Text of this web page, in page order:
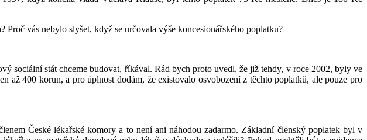
vás nebylo slyšet, když se určovala výše koncesionářského poplatku?
sociální stát chceme budovat, říkával. Rád bych proto uvedl, že již tehdy, v roce 2002, byly ve
až 400 korun, a pro úplnost dodám, že existovalo osvobození z těchto poplatků, ale pouze pro
České lékařské komory a to není ani náhodou zadarmo. Základní členský poplatek byl v